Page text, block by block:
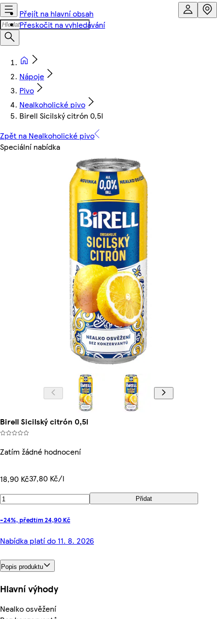
Přejít na hlavní obsah
Přeskočit na vyhledávání
Nápoje
Pivo
Nealkoholické pivo
Birell Sicilský citrón 0,5l
Zpět na Nealkoholické pivo
Speciální nabídka
Birell Sicilský citrón 0,5l
Zatím žádné hodnocení
18,90 Kč37,80 Kč/l
Přidat
-24%, předtím 24,90 Kč
Nabídka platí do 11. 8. 2026
Popis produktu
Hlavní výhody
Nealko osvěžení